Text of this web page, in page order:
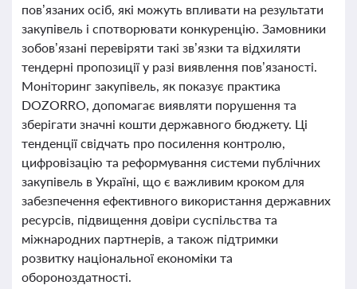
пов’язаних осіб, які можуть впливати на результати
закупівель і спотворювати конкуренцію. Замовники
зобов’язані перевіряти такі зв’язки та відхиляти
тендерні пропозиції у разі виявлення пов’язаності.
Моніторинг закупівель, як показує практика
DOZORRO, допомагає виявляти порушення та
зберігати значні кошти державного бюджету. Ці
тенденції свідчать про посилення контролю,
цифровізацію та реформування системи публічних
закупівель в Україні, що є важливим кроком для
забезпечення ефективного використання державних
ресурсів, підвищення довіри суспільства та
міжнародних партнерів, а також підтримки
розвитку національної економіки та
обороноздатності.